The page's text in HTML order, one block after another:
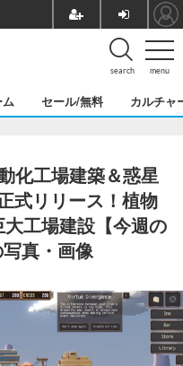
menu
search
ム セール/無料 カルチャ
化工場建築＆惑星
式リリース！植物
工場建設【今週の
真・画像